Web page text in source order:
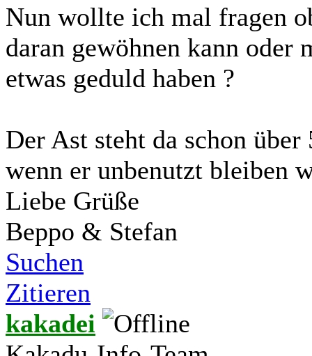
Nun wollte ich mal fragen
daran gewöhnen kann
etwas geduld haben ?
Der Ast steht da schon über
wenn er unbenutzt bleiben
Liebe Grüße
Beppo & Stefan
Suchen
Zitieren
kakadei